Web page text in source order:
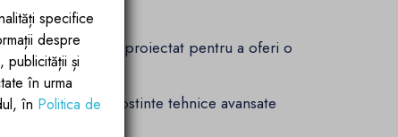
EGO 32
este proiectat pentru a oferi o
nu necesita cunostinte tehnice avansate
specifice
despre
publicității și
în urma
în Politica de